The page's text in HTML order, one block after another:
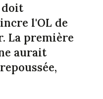
doit
l'OL de
La première
aurait